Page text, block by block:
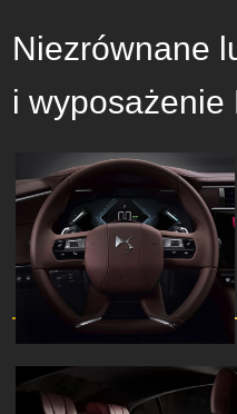
Niezrównane
i wyposażenie